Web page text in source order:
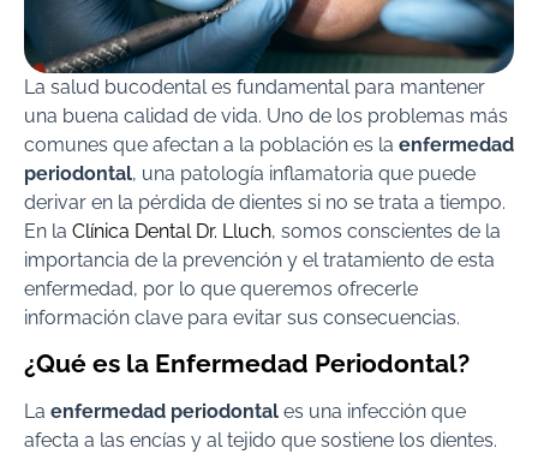
La salud bucodental es fundamental para mantener
una buena calidad de vida. Uno de los problemas más
comunes que afectan a la población es la enfermedad
periodontal, una patología inflamatoria que puede
derivar en la pérdida de dientes si no se trata a tiempo.
En la Clínica Dental Dr. Lluch, somos conscientes de la
importancia de la prevención y el tratamiento de esta
enfermedad, por lo que queremos ofrecerle
información clave para evitar sus consecuencias.
¿Qué es la Enfermedad Periodontal?
La enfermedad periodontal es una infección que
afecta a las encías y al tejido que sostiene los dientes.